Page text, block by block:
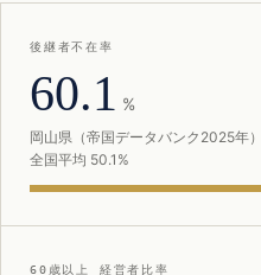
後継者不在率
60.1 %
岡山県（帝国データバンク2025年）
全国平均 50.1%
60歳以上 経営者比率